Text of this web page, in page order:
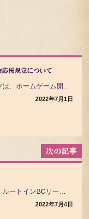
援規定について
2022年7月1日
2022年7月4日